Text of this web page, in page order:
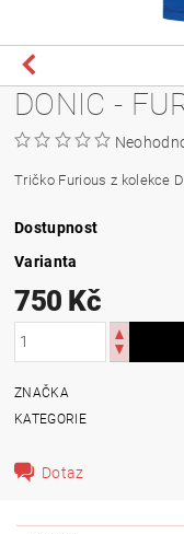
DONIC -
Tričko Furious z kolekce
Dostupnost
Varianta
750 Kč
ZNAČKA
KATEGORIE
Dotaz